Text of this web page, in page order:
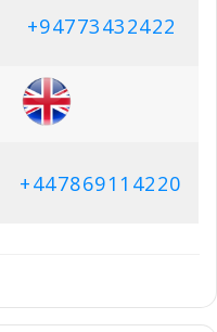
+94773432422
+447869114220